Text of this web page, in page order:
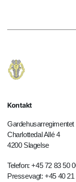
Kontakt
Gardehusarregimentet
Charlottedal Allé 4
4200 Slagelse
Telefon: +45 72 83 50
Pressevagt: +45 40 21